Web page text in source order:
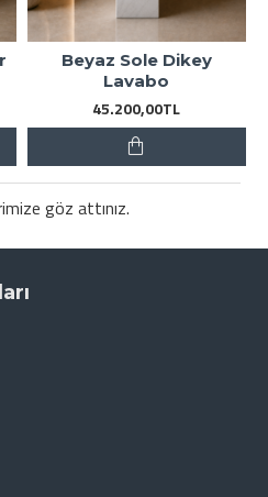
Beyaz Sole Dikey
Lavabo
45.200,00TL
göz attınız.